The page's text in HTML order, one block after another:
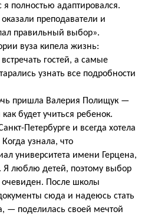
я полностью адаптировался.
преподаватели и
правильный выбор».
вуза кипела жизнь:
гостей, а самые
узнать все подробности
пришла Валерия Полищук —
будет учиться ребенок.
Петербурге и всегда хотела
узнала, что
университета имени Герцена,
Я люблю детей, поэтому выбор
После школы
сюда и надеюсь стать
— поделилась своей мечтой